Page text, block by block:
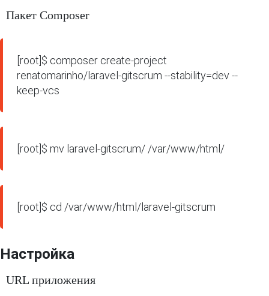
Пакет Composer
[root]$ composer create-project
renatomarinho/laravel-gitscrum --stability=dev --
keep-vcs
[root]$ mv laravel-gitscrum/ /var/www/html/
[root]$ cd /var/www/html/laravel-gitscrum
Настройка
URL приложения